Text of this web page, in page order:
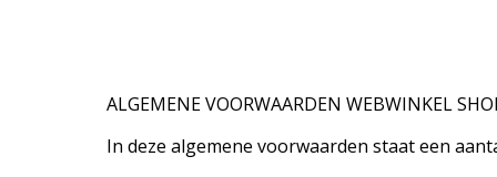
ALGEMENE VOORWAARDEN WEBWINKEL
In deze algemene voorwaarden staat een